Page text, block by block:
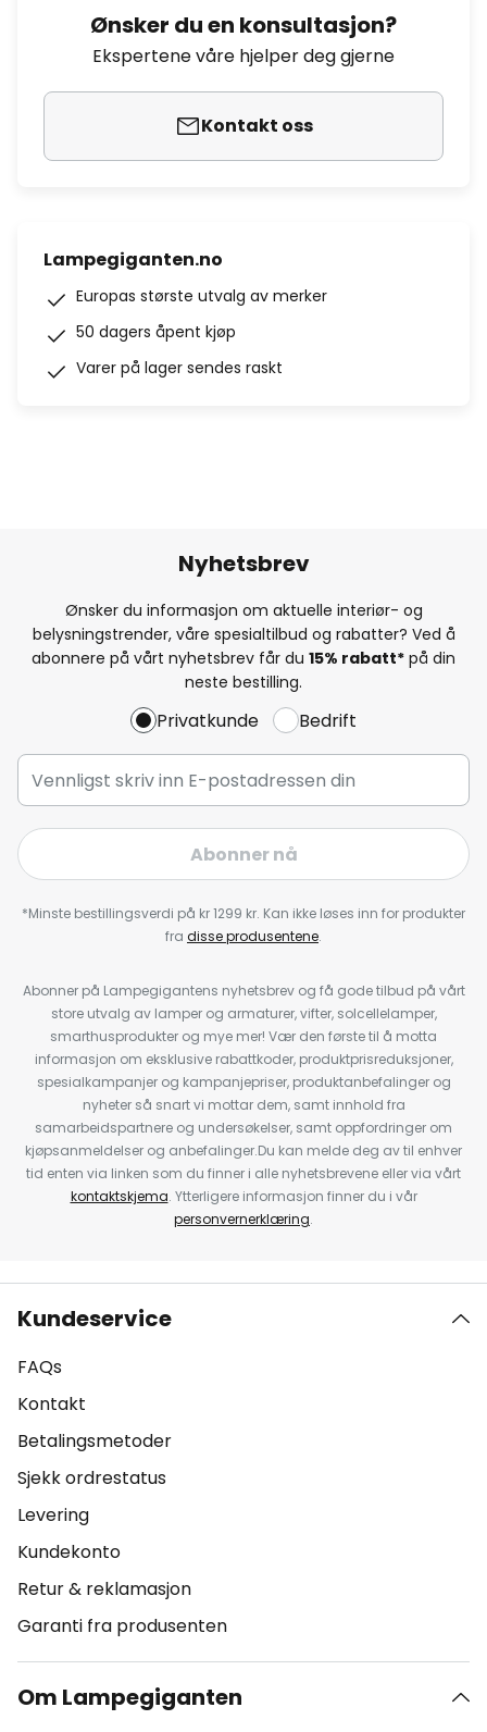
Ønsker du en konsultasjon?
Ekspertene våre hjelper deg gjerne
Kontakt oss
Lampegiganten.no
Europas største utvalg av merker
50 dagers åpent kjøp
Varer på lager sendes raskt
Nyhetsbrev
Ønsker du informasjon om aktuelle interiør- og
belysningstrender, våre spesialtilbud og rabatter? Ved å
abonnere på vårt nyhetsbrev får du 15% rabatt* på din
neste bestilling.
Privatkunde Bedrift
Abonner nå
*Minste bestillingsverdi på kr 1299 kr. Kan ikke løses inn for produkter
fra disse produsentene.
Abonner på Lampegigantens nyhetsbrev og få gode tilbud på vårt
store utvalg av lamper og armaturer, vifter, solcellelamper,
smarthusprodukter og mye mer! Vær den første til å motta
informasjon om eksklusive rabattkoder, produktprisreduksjoner,
spesialkampanjer og kampanjepriser, produktanbefalinger og
nyheter så snart vi mottar dem, samt innhold fra
samarbeidspartnere og undersøkelser, samt oppfordringer om
kjøpsanmeldelser og anbefalinger.Du kan melde deg av til enhver
tid enten via linken som du finner i alle nyhetsbrevene eller via vårt
kontaktskjema. Ytterligere informasjon finner du i vår
personvernerklæring.
Kundeservice
FAQs
Kontakt
Betalingsmetoder
Sjekk ordrestatus
Levering
Kundekonto
Retur & reklamasjon
Garanti fra produsenten
Om Lampegiganten